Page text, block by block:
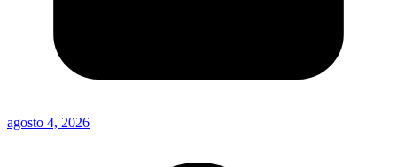
agosto 4, 2026